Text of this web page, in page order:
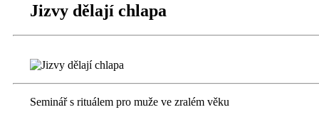
Jizvy dělají chlapa
Seminář s rituálem pro muže ve zralém věku